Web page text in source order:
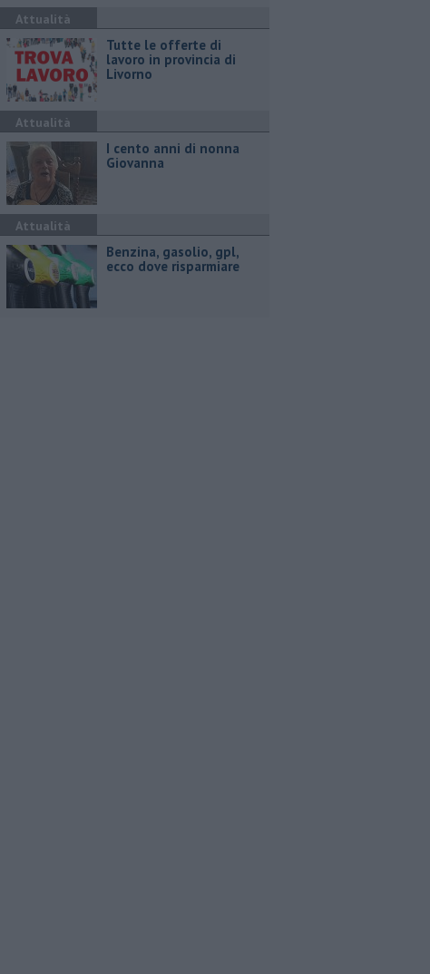
Attualità
​Tutte le offerte di
lavoro in provincia di
Livorno
Attualità
I cento anni di nonna
Giovanna
Attualità
​Benzina, gasolio, gpl,
ecco dove risparmiare